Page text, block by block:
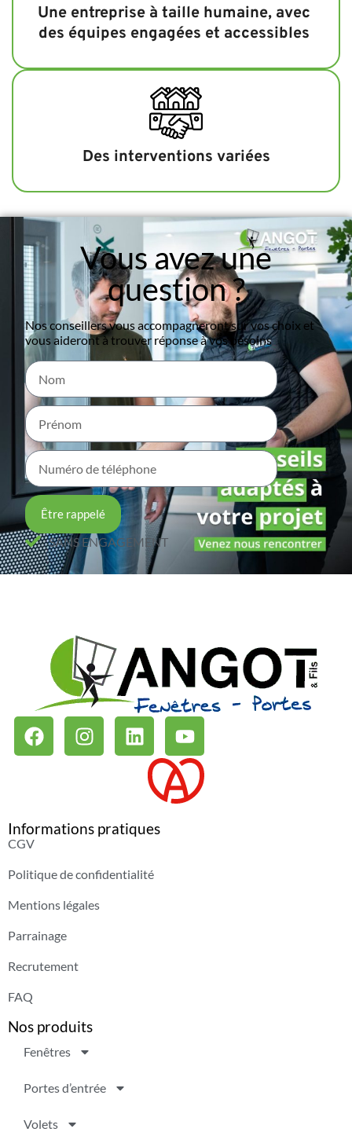
Une entreprise à taille humaine, avec
des équipes engagées et accessibles
Des interventions variées
Vous avez une
question ?
Nos conseillers vous accompagneront sur vos choix et
vous aideront à trouver réponse à vos besoins
Être rappelé
SANS ENGAGEMENT
Informations pratiques
CGV
Politique de confidentialité
Mentions légales
Parrainage
Recrutement
FAQ
Nos produits
Fenêtres
Portes d’entrée
Volets